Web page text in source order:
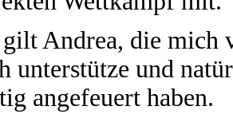
Andrea, die mich
unterstütze und
angefeuert haben.